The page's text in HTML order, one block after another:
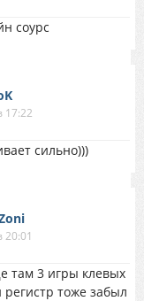
соурс
17:22
сильно)))
20:01
там 3 игры клевых
тоже забыл